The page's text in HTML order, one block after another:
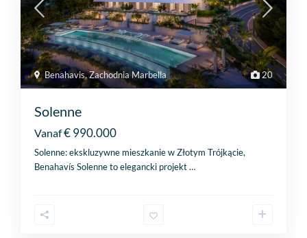
20
Benahavis,Zachodnia Marbella
Solenne
Vanaf€ 990.000
Solenne: ekskluzywne mieszkanie w Złotym Trójkącie,
Benahavís Solenne to elegancki projekt…